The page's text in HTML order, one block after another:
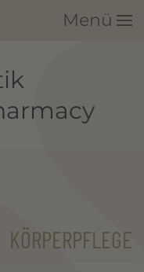
Menü
KÖRPERPFLEGE